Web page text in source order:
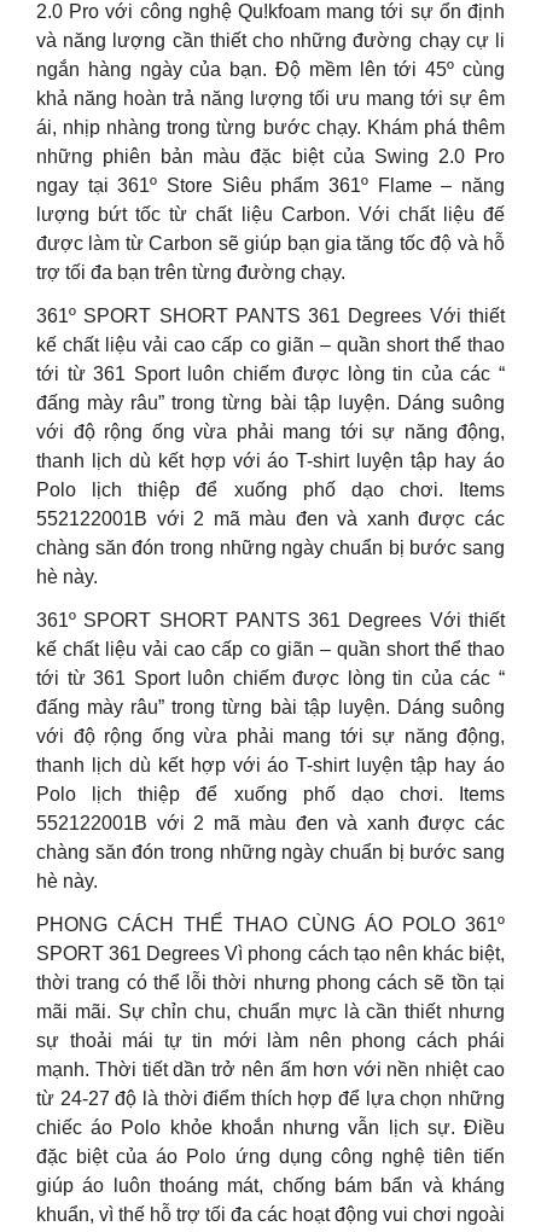
2.0 Pro với công nghệ Qu!kfoam mang tới sự ổn định
và năng lượng cần thiết cho những đường chạy cự li
ngắn hàng ngày của bạn. Độ mềm lên tới 45º cùng
khả năng hoàn trả năng lượng tối ưu mang tới sự êm
ái, nhịp nhàng trong từng bước chạy. Khám phá thêm
những phiên bản màu đặc biệt của Swing 2.0 Pro
ngay tại 361º Store Siêu phẩm 361º Flame – năng
lượng bứt tốc từ chất liệu Carbon. Với chất liệu đế
được làm từ Carbon sẽ giúp bạn gia tăng tốc độ và hỗ
trợ tối đa bạn trên từng đường chạy.
361º SPORT SHORT PANTS 361 Degrees Với thiết
kế chất liệu vải cao cấp co giãn – quần short thể thao
tới từ 361 Sport luôn chiếm được lòng tin của các “
đấng mày râu” trong từng bài tập luyện. Dáng suông
với độ rộng ống vừa phải mang tới sự năng động,
thanh lịch dù kết hợp với áo T-shirt luyện tập hay áo
Polo lịch thiệp để xuống phố dạo chơi. Items
552122001B với 2 mã màu đen và xanh được các
chàng săn đón trong những ngày chuẩn bị bước sang
hè này.
361º SPORT SHORT PANTS 361 Degrees Với thiết
kế chất liệu vải cao cấp co giãn – quần short thể thao
tới từ 361 Sport luôn chiếm được lòng tin của các “
đấng mày râu” trong từng bài tập luyện. Dáng suông
với độ rộng ống vừa phải mang tới sự năng động,
thanh lịch dù kết hợp với áo T-shirt luyện tập hay áo
Polo lịch thiệp để xuống phố dạo chơi. Items
552122001B với 2 mã màu đen và xanh được các
chàng săn đón trong những ngày chuẩn bị bước sang
hè này.
PHONG CÁCH THỂ THAO CÙNG ÁO POLO 361º
SPORT 361 Degrees Vì phong cách tạo nên khác biệt,
thời trang có thể lỗi thời nhưng phong cách sẽ tồn tại
mãi mãi. Sự chỉn chu, chuẩn mực là cần thiết nhưng
sự thoải mái tự tin mới làm nên phong cách phái
mạnh. Thời tiết dần trở nên ấm hơn với nền nhiệt cao
từ 24-27 độ là thời điểm thích hợp để lựa chọn những
chiếc áo Polo khỏe khoắn nhưng vẫn lịch sự. Điều
đặc biệt của áo Polo ứng dụng công nghệ tiên tiến
giúp áo luôn thoáng mát, chống bám bẩn và kháng
khuẩn, vì thế hỗ trợ tối đa các hoạt động vui chơi ngoài